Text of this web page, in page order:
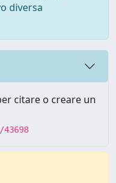
diversa
citare o creare un